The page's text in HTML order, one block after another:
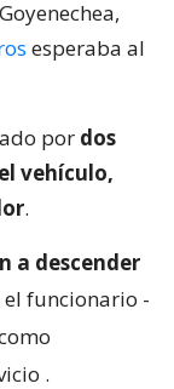
esperaba al
por dos
vehículo,
.
a descender
el funcionario -
.